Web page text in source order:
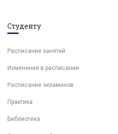
Студенту
Расписание занятий
Изменения в расписании
Расписание экзаменов
Практика
Библиотека